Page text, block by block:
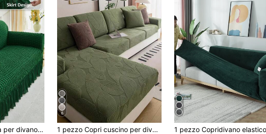
1 pezzo Coprisedia per divano in colore unito elastico in morbida garza a bolle con bordo a balza, stile moderno e semplice, copricuscino per divano, protezione per divano da soggiorno, camera da letto e esterno, copricuscino per poltrona lounge a L, coprisedia per divano da 1/2/3/4 posti, decorazione per la casa
6
1 pezzo Copri cuscino per divano in jacquard morbido e antiscivolo, stile moderno delicato sulla pelle, a prova di animali domestici ed elastico, adatto per divani ad angolo e da 1/2/3/4 posti, utilizzabile in tutte le stagioni (venduto singolarmente)